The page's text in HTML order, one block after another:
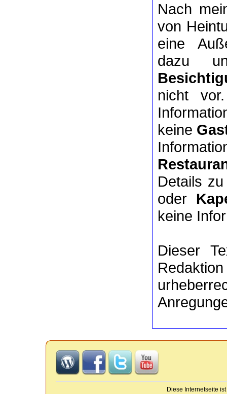
Nach
von
eine
dazu
nicht
keine
Details
oder
keine
Dieser
Diese Internetseite